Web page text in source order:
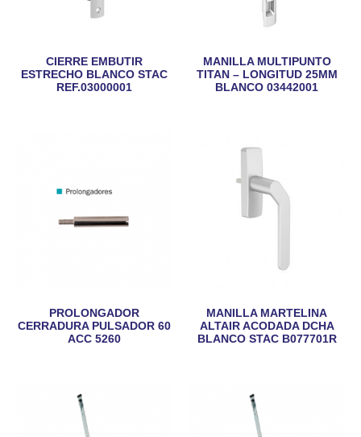
CIERRE EMBUTIR
ESTRECHO BLANCO STAC
REF.03000001
MANILLA MULTIPUNTO
TITAN – LONGITUD 25MM
BLANCO 03442001
PROLONGADOR
CERRADURA PULSADOR 60
ACC 5260
MANILLA MARTELINA
ALTAIR ACODADA DCHA
BLANCO STAC B077701R